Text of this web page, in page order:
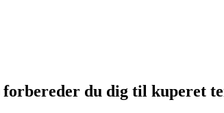
du dig til kuperet